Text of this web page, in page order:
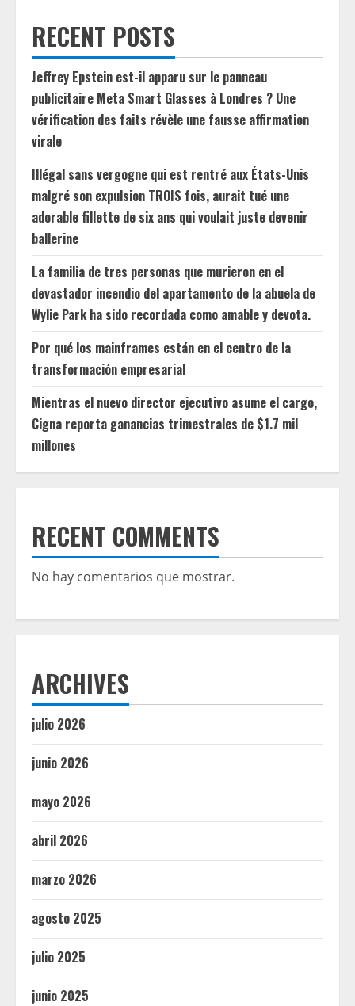
RECENT POSTS
Jeffrey Epstein est-il apparu sur le panneau
publicitaire Meta Smart Glasses à Londres ? Une
vérification des faits révèle une fausse affirmation
virale
Illégal sans vergogne qui est rentré aux États-Unis
malgré son expulsion TROIS fois, aurait tué une
adorable fillette de six ans qui voulait juste devenir
ballerine
La familia de tres personas que murieron en el
devastador incendio del apartamento de la abuela de
Wylie Park ha sido recordada como amable y devota.
Por qué los mainframes están en el centro de la
transformación empresarial
Mientras el nuevo director ejecutivo asume el cargo,
Cigna reporta ganancias trimestrales de $1.7 mil
millones
RECENT COMMENTS
No hay comentarios que mostrar.
ARCHIVES
julio 2026
junio 2026
mayo 2026
abril 2026
marzo 2026
agosto 2025
julio 2025
junio 2025